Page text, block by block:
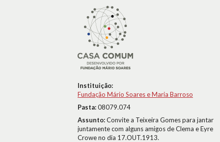
Instituição:
Fundação Mário Soares e Maria Barroso
Pasta:08079.074
Assunto:Convite a Teixeira Gomes para jantar
juntamente com alguns amigos de Clema e Eyre
Crowe no dia 17.OUT.1913.